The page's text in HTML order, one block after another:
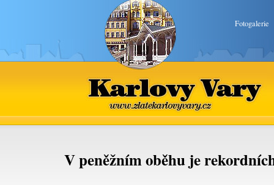
Fotogalerie
Karlovy Vary
www.zlatekarlovyvary.cz
V peněžním oběhu je